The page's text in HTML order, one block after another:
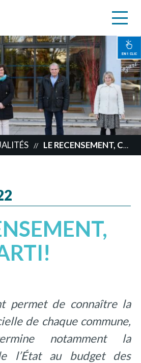
EN 1 CLIC
// LE RECENSEMENT, C’EST PARTI!
permet de connaître la
de chaque commune,
notamment la
l’État au budget des